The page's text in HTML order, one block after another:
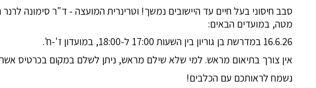
סבב חיסוני בעל חיים עד היישובים נמשך! וטרינרית המועצה - ד"ר סימונה
מטה, במועדים הבאים:
16.6.26 במדרשת בן גוריון בין השעות 17:00 ל-18:00, במועדון ז'-ח'.
אין צורך בתיאום מראש. למי שלא שילם מראש, ניתן לשלם במקום בכרטיס
נשמח לראותכם עם הכלבים!